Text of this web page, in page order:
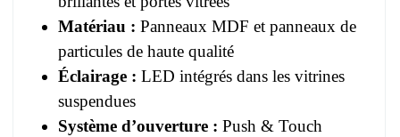
Matériau : Panneaux MDF et panneaux de
particules de haute qualité
Éclairage : LED intégrés dans les vitrines
suspendues
Système d’ouverture : Push & Touch